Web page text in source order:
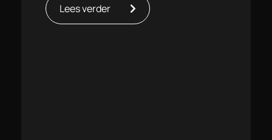
Lees verder